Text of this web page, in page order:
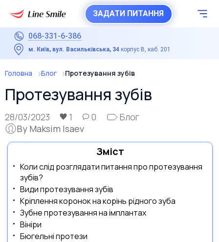
ЗАДАТИ ПИТАННЯ
068-331-6-386
м. Київ, вул. Васильківська, 34 корпус В, каб. 201
Головна Блог Протезування зубів
Протезування зубів
28/03/2023 1 0
Блог
By Maksim Isaev
Зміст
Коли слід розглядати питання про протезування
зубів?
Види протезування зубів
Кріплення коронок на корінь рідного зуба
Зубне протезування на імплантах
Вініри
Бюгельні протези